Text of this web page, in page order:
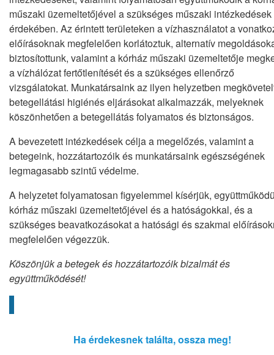
műszaki üzemeltetőjével a szükséges műszaki intézkedések
érdekében. Az érintett területeken a vízhasználatot a
előírásoknak megfelelően korlátoztuk, alternatív
biztosítottunk, valamint a kórház műszaki üzemeltetője
a vízhálózat fertőtlenítését és a szükséges ellenőrző
vizsgálatokat. Munkatársaink az ilyen helyzetben
betegellátási higiénés eljárásokat alkalmazzák, melyeknek
köszönhetően a betegellátás folyamatos és biztonságos.
A bevezetett intézkedések célja a megelőzés, valamint a
betegeink, hozzátartozóik és munkatársaink egészségének
legmagasabb szintű védelme.
A helyzetet folyamatosan figyelemmel kísérjük,
kórház műszaki üzemeltetőjével és a hatóságokkal, és a
szükséges beavatkozásokat a hatósági és szakmai
megfelelően végezzük.
Köszönjük a betegek és hozzátartozóik bizalmát és
együttműködését!
Ha érdekesnek találta, ossza meg!